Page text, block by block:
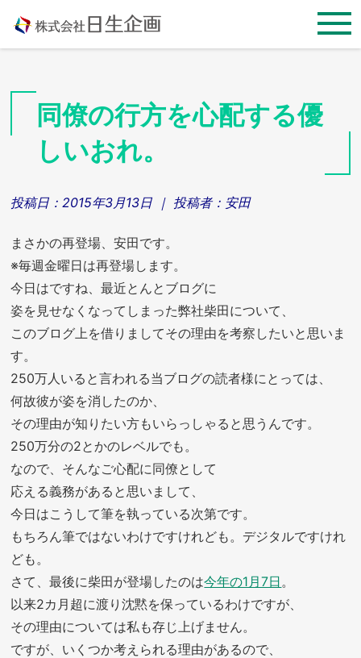
content
同僚の行方を心配する優
しいおれ。
投稿日： 2015年3月13日 ｜ 投稿者： 安田
まさかの再登場、安田です。
※毎週金曜日は再登場します。
今日はですね、最近とんとブログに
姿を見せなくなってしまった弊社柴田について、
このブログ上を借りましてその理由を考察したいと思いま
す。
250万人いると言われる当ブログの読者様にとっては、
何故彼が姿を消したのか、
その理由が知りたい方もいらっしゃると思うんです。
250万分の2とかのレベルでも。
なので、そんなご心配に同僚として
応える義務があると思いまして、
今日はこうして筆を執っている次第です。
もちろん筆ではないわけですけれども。デジタルですけれ
ども。
さて、最後に柴田が登場したのは今年の1月7日 。
以来2カ月超に渡り沈黙を保っているわけですが、
その理由については私も存じ上げません。
ですが、いくつか考えられる理由があるので、